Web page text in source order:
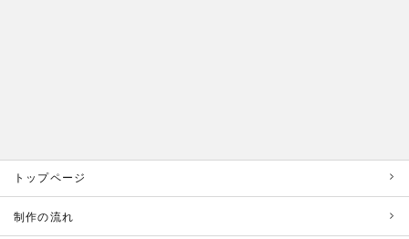
トップページ
制作の流れ